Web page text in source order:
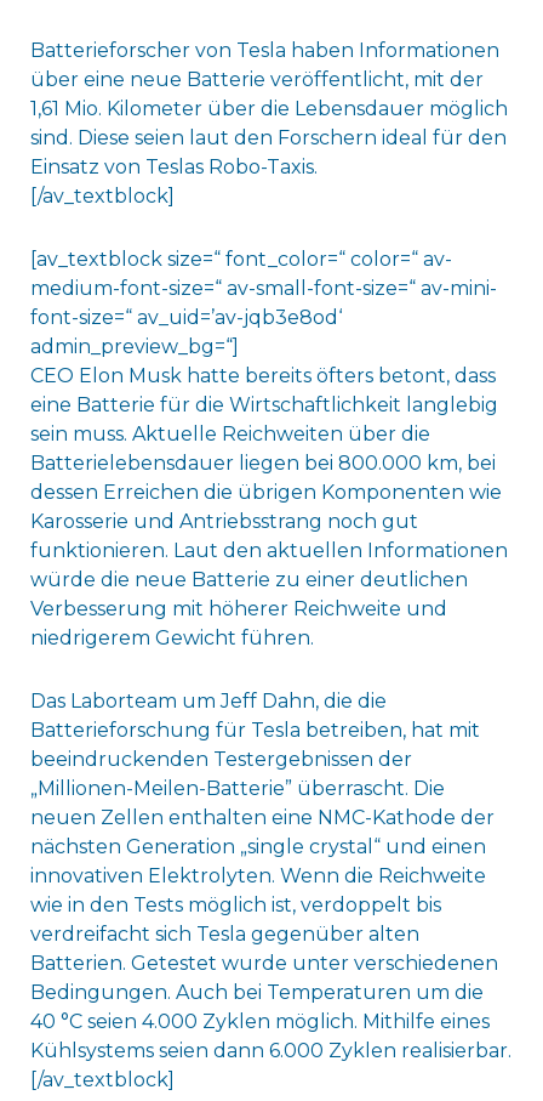
Batterieforscher von Tesla haben Informationen
über eine neue Batterie veröffentlicht, mit der
1,61 Mio. Kilometer über die Lebensdauer möglich
sind. Diese seien laut den Forschern ideal für den
Einsatz von Teslas Robo-Taxis.
[/av_textblock]
[av_textblock size=“ font_color=“ color=“ av-
medium-font-size=“ av-small-font-size=“ av-mini-
font-size=“ av_uid=’av-jqb3e8od‘
admin_preview_bg=“]
CEO Elon Musk hatte bereits öfters betont, dass
eine Batterie für die Wirtschaftlichkeit langlebig
sein muss. Aktuelle Reichweiten über die
Batterielebensdauer liegen bei 800.000 km, bei
dessen Erreichen die übrigen Komponenten wie
Karosserie und Antriebsstrang noch gut
funktionieren. Laut den aktuellen Informationen
würde die neue Batterie zu einer deutlichen
Verbesserung mit höherer Reichweite und
niedrigerem Gewicht führen.
Das Laborteam um Jeff Dahn, die die
Batterieforschung für Tesla betreiben, hat mit
beeindruckenden Testergebnissen der
„Millionen-Meilen-Batterie” überrascht. Die
neuen Zellen enthalten eine NMC-Kathode der
nächsten Generation „single crystal“ und einen
innovativen Elektrolyten. Wenn die Reichweite
wie in den Tests möglich ist, verdoppelt bis
verdreifacht sich Tesla gegenüber alten
Batterien. Getestet wurde unter verschiedenen
Bedingungen. Auch bei Temperaturen um die
40 °C seien 4.000 Zyklen möglich. Mithilfe eines
Kühlsystems seien dann 6.000 Zyklen realisierbar.
[/av_textblock]